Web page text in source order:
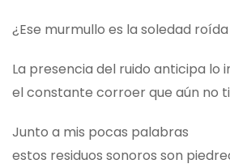
¿Ese murmullo es la soledad
La presencia del ruido anticipa lo
el constante corroer que aún no
Junto a mis pocas palabras
estos residuos sonoros son